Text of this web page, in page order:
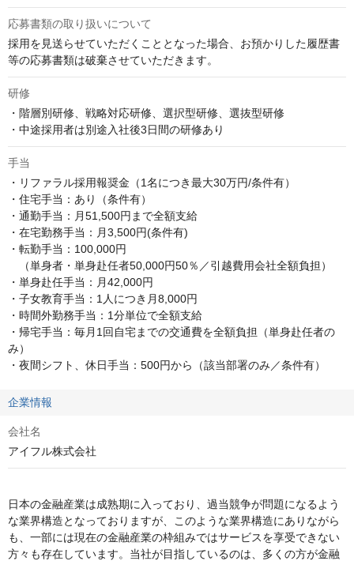
応募書類の取り扱いについて
採用を見送らせていただくこととなった場合、お預かりした履歴書
等の応募書類は破棄させていただきます。
研修
・階層別研修、戦略対応研修、選択型研修、選抜型研修
・中途採用者は別途入社後3日間の研修あり
手当
・リファラル採用報奨金（1名につき最大30万円/条件有）
・住宅手当：あり（条件有）
・通勤手当：月51,500円まで全額支給
・在宅勤務手当：月3,500円(条件有)
・転勤手当：100,000円
（単身者・単身赴任者50,000円50％／引越費用会社全額負担）
・単身赴任手当：月42,000円
・子女教育手当：1人につき月8,000円
・時間外勤務手当：1分単位で全額支給
・帰宅手当：毎月1回自宅までの交通費を全額負担（単身赴任者の
み）
・夜間シフト、休日手当：500円から（該当部署のみ／条件有）
企業情報
会社名
アイフル株式会社
日本の金融産業は成熟期に入っており、過当競争が問題になるよう
な業界構造となっておりますが、このような業界構造にありながら
も、一部には現在の金融産業の枠組みではサービスを享受できない
方々も存在しています。当社が目指しているのは、多くの方が金融